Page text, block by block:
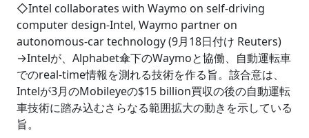
◇Intel collaborates with Waymo on self-driving
computer design-Intel, Waymo partner on
autonomous-car technology (9月18日付け Reuters)
→Intelが、Alphabet傘下のWaymoと協働、自動運転車
でのreal-time情報を測れる技術を作る旨。該合意は、
Intelが3月のMobileyeの$15 billion買収の後の自動運転
車技術に踏み込むさらなる範囲拡大の動きを示している
旨。